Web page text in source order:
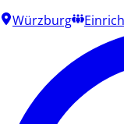
Würzburg